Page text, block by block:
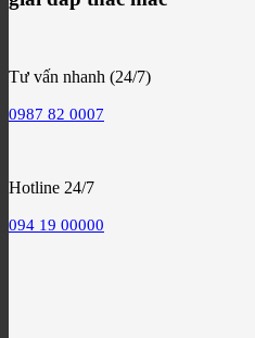
Tư vấn nhanh (24/7)
0987 82 0007
Hotline 24/7
094 19 00000